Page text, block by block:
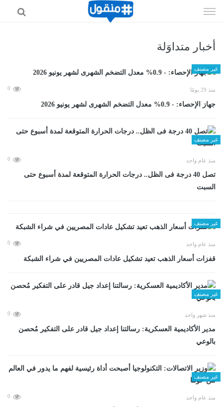
الى
أخبار متداوَلة
غير مصنف
منذ 29 يومًا 0
جهاز الإحصاء: - 0.9% معدل التضخم الشهرى لشهر يونيو 2026
غير مصنف
منذ عام واحد 0
تصل 40 درجة فى الظل.. درجات الحرارة المتوقعة لمدة أسبوع حتى
السبت
غير مصنف
منذ عام واحد 0
قفزات أسعار الذهب تعيد تشكيل عادات المصريين في شراء الشبكة
غير مصنف
منذ شهر واحد 0
مدير الأكاديمية العسكرية: رسالتنا إعداد جيل قادر على التفكير مُحصن
بالوعي
غير مصنف
منذ عام واحد 0